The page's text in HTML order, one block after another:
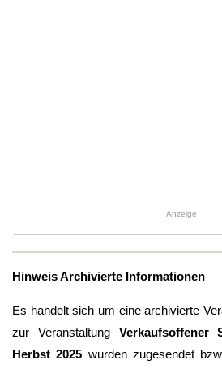
Anzeige
Hinweis Archivierte Informationen
Es handelt sich um eine archivierte
zur Veranstaltung Verkaufsoffener
Herbst 2025 wurden zugesendet